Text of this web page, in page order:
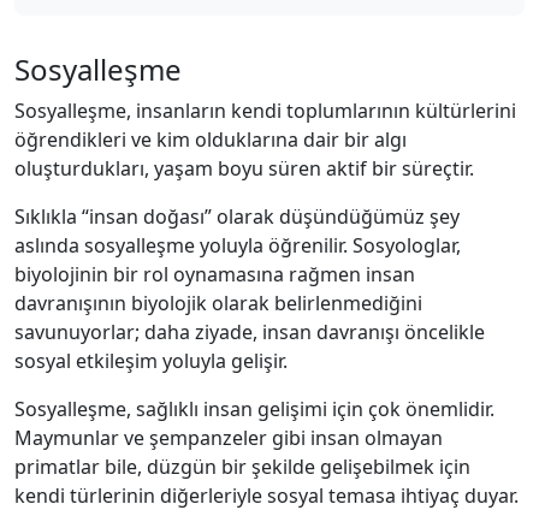
Sosyalleşme
Sosyalleşme, insanların kendi toplumlarının kültürlerini
öğrendikleri ve kim olduklarına dair bir algı
oluşturdukları, yaşam boyu süren aktif bir süreçtir.
Sıklıkla “insan doğası” olarak düşündüğümüz şey
aslında sosyalleşme yoluyla öğrenilir. Sosyologlar,
biyolojinin bir rol oynamasına rağmen insan
davranışının biyolojik olarak belirlenmediğini
savunuyorlar; daha ziyade, insan davranışı öncelikle
sosyal etkileşim yoluyla gelişir.
Sosyalleşme, sağlıklı insan gelişimi için çok önemlidir.
Maymunlar ve şempanzeler gibi insan olmayan
primatlar bile, düzgün bir şekilde gelişebilmek için
kendi türlerinin diğerleriyle sosyal temasa ihtiyaç duyar.